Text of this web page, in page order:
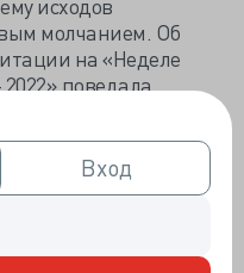
Вход
Вход
молчанием. Об
на «Неделе
поведала
аккредитации
официальная
не представляется
фармацевтов - все
блюдом» как